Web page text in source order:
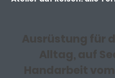
Ausrüstung für
Alltag, auf
Handarbeit